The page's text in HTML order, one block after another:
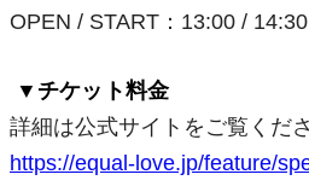
OPEN / START ： 13:00 / 14:30
▼チケット料金
詳細は公式サイトをご覧くださ
https://equal-love.jp/feature/